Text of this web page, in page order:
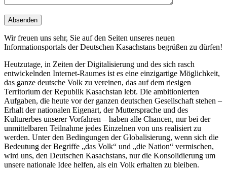
Wir freuen uns sehr, Sie auf den Seiten unseres neuen
Informationsportals der Deutschen Kasachstans begrüßen zu dürfen!
Heutzutage, in Zeiten der Digitalisierung und des sich rasch
entwickelnden Internet-Raumes ist es eine einzigartige Möglichkeit,
das ganze deutsche Volk zu vereinen, das auf dem riesigen
Territorium der Republik Kasachstan lebt. Die ambitionierten
Aufgaben, die heute vor der ganzen deutschen Gesellschaft stehen –
Erhalt der nationalen Eigenart, der Muttersprache und des
Kulturerbes unserer Vorfahren – haben alle Chancen, nur bei der
unmittelbaren Teilnahme jedes Einzelnen von uns realisiert zu
werden. Unter den Bedingungen der Globalisierung, wenn sich die
Bedeutung der Begriffe „das Volk“ und „die Nation“ vermischen,
wird uns, den Deutschen Kasachstans, nur die Konsolidierung um
unsere nationale Idee helfen, als ein Volk erhalten zu bleiben.